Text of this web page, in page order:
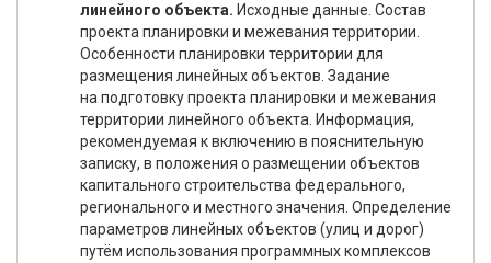
линейного объекта. Исходные данные. Состав
проекта планировки и межевания территории.
Особенности планировки территории для
размещения линейных объектов. Задание
на подготовку проекта планировки и межевания
территории линейного объекта. Информация,
рекомендуемая к включению в пояснительную
записку, в положения о размещении объектов
капитального строительства федерального,
регионального и местного значения. Определение
параметров линейных объектов (улиц и дорог)
путём использования программных комплексов